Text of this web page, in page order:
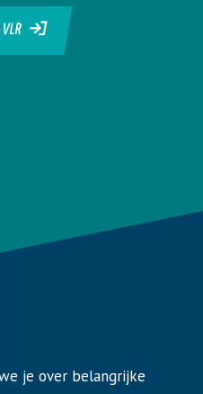
VLR
je over belangrijke